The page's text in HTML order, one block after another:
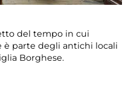
del tempo in cui
è parte degli antichi locali
Borghese.